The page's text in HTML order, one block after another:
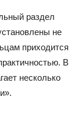
раздел
не
приходится
В
несколько